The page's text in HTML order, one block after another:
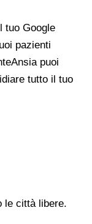
tuo Google
pazienti
puoi
tutto il tuo
le città libere.